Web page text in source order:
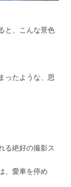
と、こんな景色
ったような、思
る絶好の撮影ス
、愛車を停め